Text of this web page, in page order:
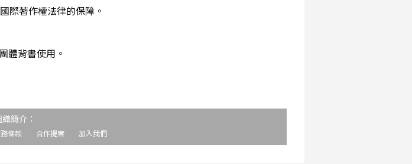
際著作權法律的保障。
體背書使用。
織簡介：
條款 合作提案 加入我們